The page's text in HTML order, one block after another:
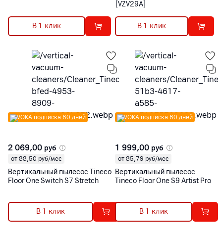
В 1 клик
[VZV29A]
В 1 клик
VOKA подписка 60 дней
2 069,00 руб
от 88,50 руб/мес
Вертикальный пылесос Tineco
Floor One Switch S7 Stretch
В 1 клик
VOKA подписка 60 дней
1 999,00 руб
от 85,79 руб/мес
Вертикальный пылесос
Tineco Floor One S9 Artist Pro
В 1 клик